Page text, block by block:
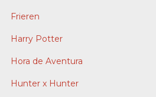
Frieren
Harry Potter
Hora de Aventura
Hunter x Hunter